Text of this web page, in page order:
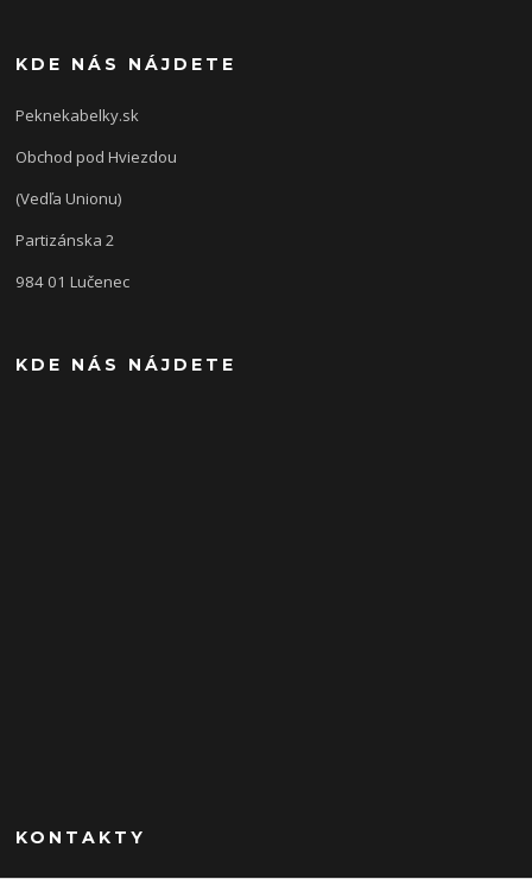
KDE NÁS NÁJDETE
Peknekabelky.sk
Obchod pod Hviezdou
(Vedľa Unionu)
Partizánska 2
984 01 Lučenec
KDE NÁS NÁJDETE
KONTAKTY